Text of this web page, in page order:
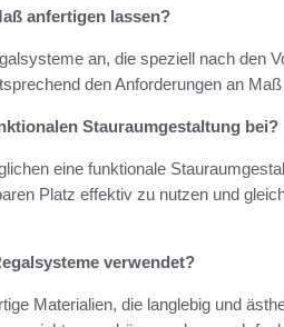
anfertigen lassen?
an, die speziell nach den
den Anforderungen an
Stauraumgestaltung bei?
eine funktionale
Platz effektiv zu nutzen und
verwendet?
Materialien, die langlebig und